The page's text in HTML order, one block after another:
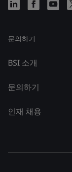
문의하기
BSI 소개
문의하기
인재 채용